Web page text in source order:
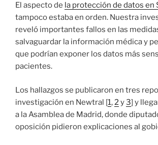
El aspecto de la protección de datos en
tampoco estaba en orden. Nuestra
reveló importantes fallos en las
salvaguardar la información médica y
que podrían exponer los datos más
pacientes.
Los hallazgos se publicaron en tres
investigación en Newtral [1,2y3] y
a la Asamblea de Madrid, donde
oposición pidieron explicaciones al